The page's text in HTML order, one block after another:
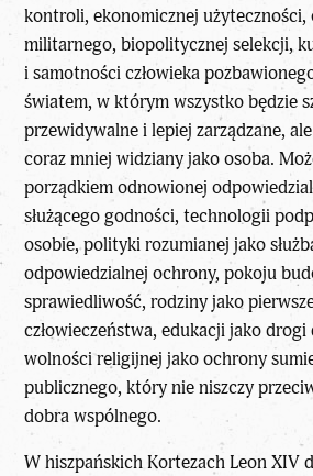
kontroli, ekonomicznej użyteczności,
militarnego, biopolitycznej selekcji,
i samotności człowieka
światem, w którym wszystko będzie
przewidywalne i lepiej zarządzane,
coraz mniej widziany jako osoba.
porządkiem odnowionej
służącego godności, technologii
osobie, polityki rozumianej jako
odpowiedzialnej ochrony, pokoju
sprawiedliwość, rodziny jako
człowieczeństwa, edukacji jako drogi
wolności religijnej jako ochrony
publicznego, który nie niszczy
dobra wspólnego.
W hiszpańskich Kortezach Leon XIV